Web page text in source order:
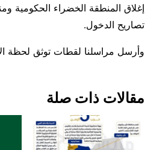
إغلاق المنطقة الخضراء الحكومية
تصاريح الدخول.
وأرسل مراسلنا لقطات توثق لحظة
مقالات ذات صلة